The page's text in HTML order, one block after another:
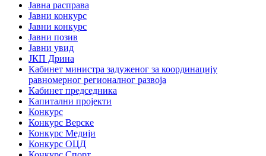
Јавна расправа
Јавни конкурс
Јавни конкурс
Јавни позив
Јавни увид
ЈКП Дрина
Кабинет министра задуженог за координацију
равномерног регионалног развоја
Кабинет председника
Капитални пројекти
Конкурс
Конкурс Верске
Конкурс Медији
Конкурс ОЦД